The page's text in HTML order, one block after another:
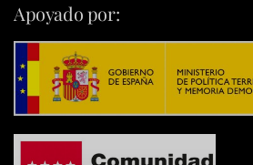
Apoyado por: